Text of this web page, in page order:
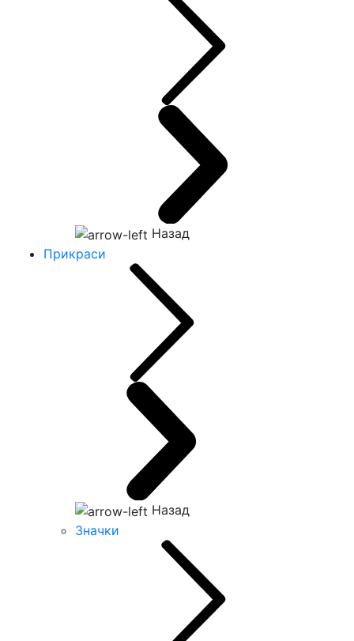
Назад
Прикраси
Назад
Значки